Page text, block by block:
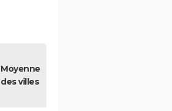
Moyenne
des villes